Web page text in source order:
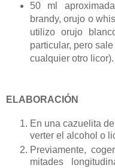
50 ml
brandy, orujo o
utilizo orujo
particular, pero
cualquier otro licor).
ELABORACIÓN
En una cazuelita
verter el alcohol o
Previamente,
mitades